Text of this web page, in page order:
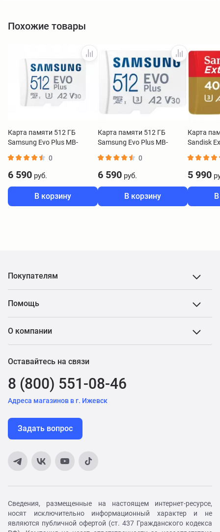
Похожие товары
Карта памяти 512 ГБ
Samsung Evo Plus MB-
0
6 590 руб.
В корзину
Карта памяти 512 ГБ
Samsung Evo Plus MB-
0
6 590 руб.
В корзину
Карта
Sandisk
5 990
Покупателям
Помощь
О компании
Оставайтесь на связи
8 (800) 551-08-46
Адреса магазинов в г. Ижевск
Задать вопрос
Сведения, размещенные на настоящем интернет-ресурсе,
носят исключительно информационный характер и не
являются публичной офертой (ст. 437 Гражданского кодекса